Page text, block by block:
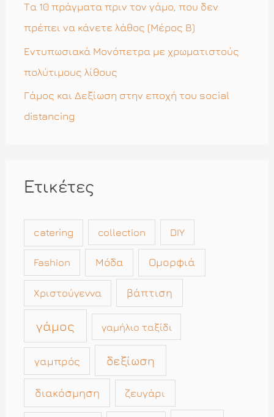
Τα 10 πράγματα πριν τον γάμο, που δεν
πρέπει να κάνετε λάθος (Μέρος Β)
Εντυπωσιακά Μονόπετρα με χρωματιστούς
πολύτιμους λίθους
Γάμος και Δεξίωση στην εποχή του social
distancing
Ετικέτες
catering collection DIY
Fashion Μόδα Ομορφιά
Χριστούγεννα βάπτιση
γάμος γαμήλιο ταξίδι
γαμπρός δεξίωση
διακόσμηση ζευγάρι